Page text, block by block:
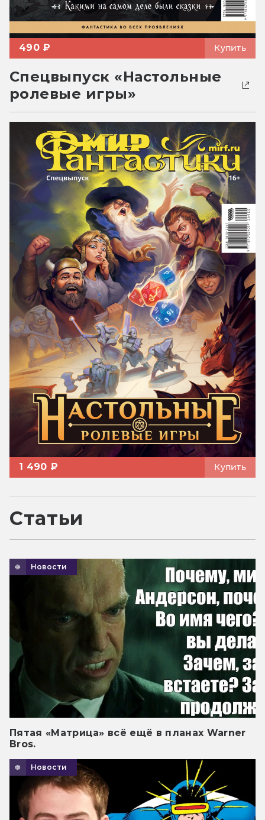
490 ₽ Купить
Спецвыпуск «Настольные
ролевые игры»
1 490 ₽ Купить
Статьи
Новости
Пятая «Матрица» всё ещё в планах Warner
Bros.
Новости